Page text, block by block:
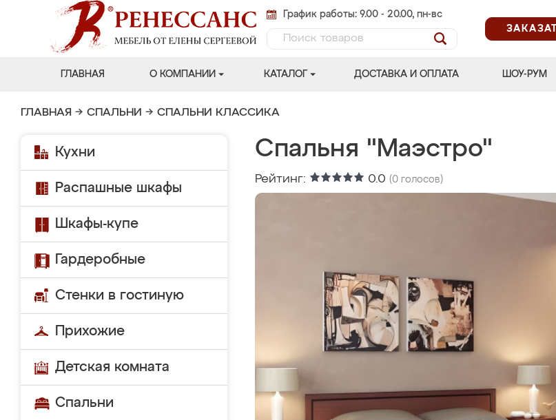
График работы: 9.00 - 20.00, пн-вс
ГЛАВНАЯ О КОМПАНИИ КАТАЛОГ ДОСТАВКА И ОПЛАТА ШОУ-РУМ
ГЛАВНАЯ → СПАЛЬНИ → СПАЛЬНИ КЛАССИКА
Кухни
Распашные шкафы
Шкафы-купе
Гардеробные
Стенки в гостиную
Прихожие
Детская комната
Спальни
Спальня "Маэстро"
Рейтинг: 0.0 (0 голосов)